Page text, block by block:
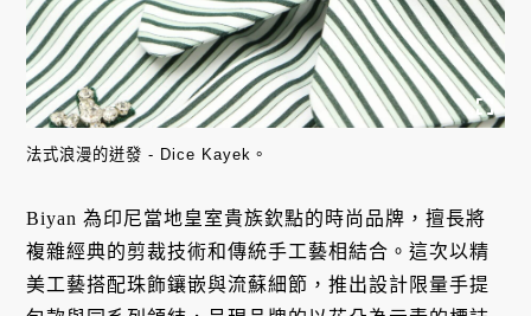
法式浪漫的迸發 - Dice Kayek。
Biyan 為印尼當地皇室貴族欽點的時尚品牌，擅長將
複雜經典的剪裁技術和傳統手工藝相結合。這次以精
美工藝搭配珠飾鑲嵌與流蘇細節，推出設計限量手提